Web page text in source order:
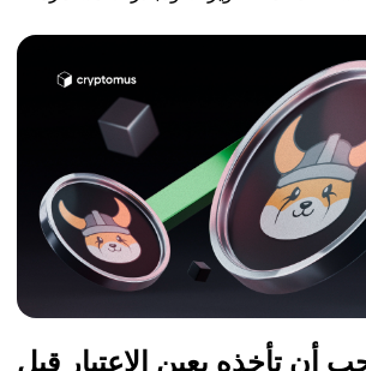
أن تأخذه بعين الاعتبار قبل